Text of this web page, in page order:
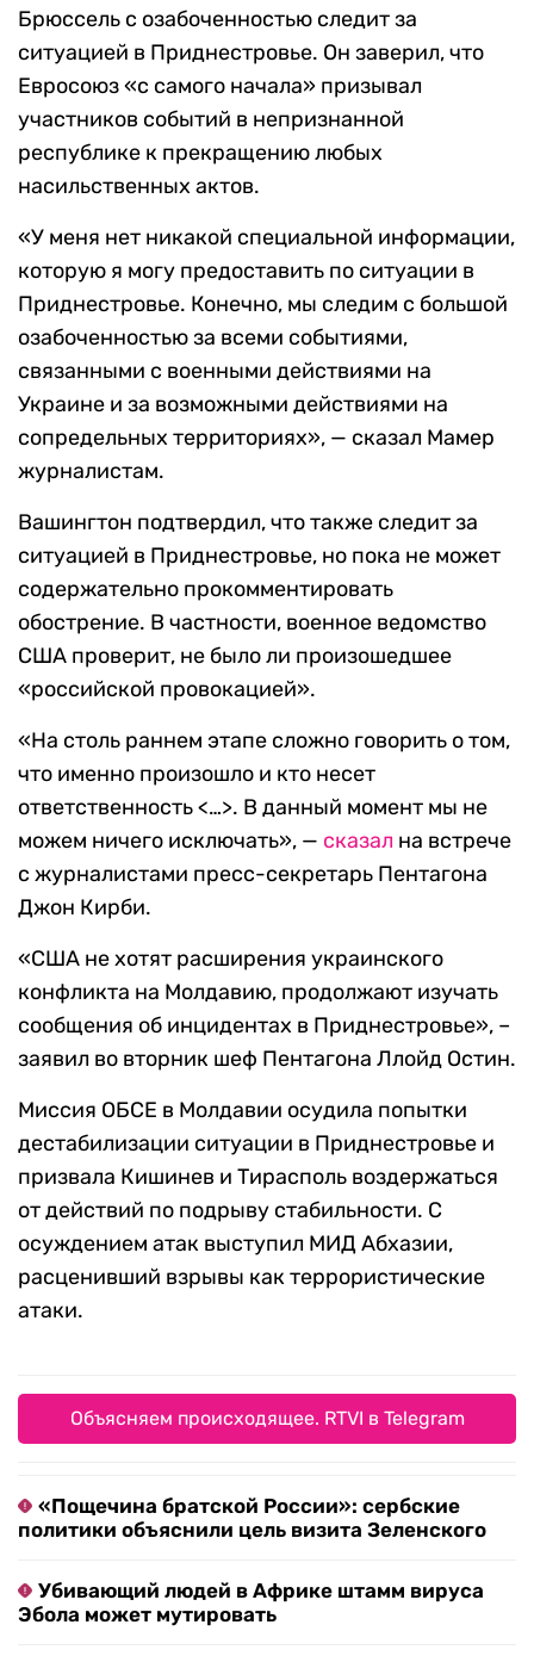
Брюссель с озабоченностью следит за
ситуацией в Приднестровье. Он заверил, что
Евросоюз «с самого начала» призывал
участников событий в непризнанной
республике к прекращению любых
насильственных актов.
«У меня нет никакой специальной информации,
которую я могу предоставить по ситуации в
Приднестровье. Конечно, мы следим с большой
озабоченностью за всеми событиями,
связанными с военными действиями на
Украине и за возможными действиями на
сопредельных территориях», — сказал Мамер
журналистам.
Вашингтон подтвердил, что также следит за
ситуацией в Приднестровье, но пока не может
содержательно прокомментировать
обострение. В частности, военное ведомство
США проверит, не было ли произошедшее
«российской провокацией».
«На столь раннем этапе сложно говорить о том,
что именно произошло и кто несет
ответственность <…>. В данный момент мы не
можем ничего исключать», — сказал на встрече
с журналистами пресс-секретарь Пентагона
Джон Кирби.
«США не хотят расширения украинского
конфликта на Молдавию, продолжают изучать
сообщения об инцидентах в Приднестровье», –
заявил во вторник шеф Пентагона Ллойд Остин.
Миссия ОБСЕ в Молдавии осудила попытки
дестабилизации ситуации в Приднестровье и
призвала Кишинев и Тирасполь воздержаться
от действий по подрыву стабильности. С
осуждением атак выступил МИД Абхазии,
расценивший взрывы как террористические
атаки.
Объясняем происходящее. RTVI в Telegram
«Пощечина братской России»: сербские
политики объяснили цель визита Зеленского
Убивающий людей в Африке штамм вируса
Эбола может мутировать